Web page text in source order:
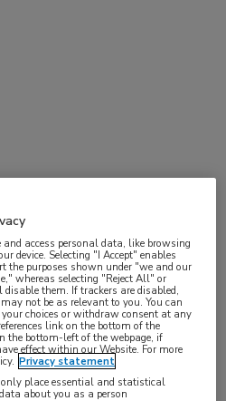
45.000 tot 194.000
huisarts hebben en
and access personal data, like browsing
device. Selecting "I Accept" enables
the purposes shown under "we and our
whereas selecting "Reject All" or
them. If trackers are disabled,
not be as relevant to you. You can
choices or withdraw consent at any
link on the bottom of the
the bottom-left of the webpage, if
effect within our Website. For more
Privacy statement
place essential and statistical
about you as a person